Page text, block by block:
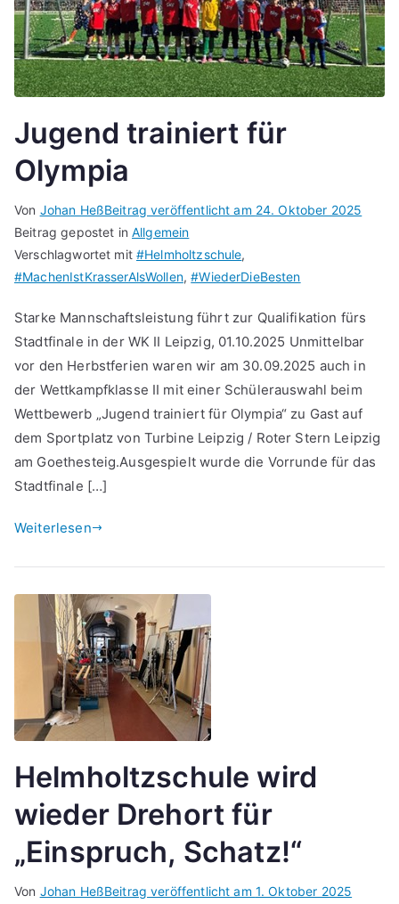
Jugend trainiert für
Olympia
Von Johan HeßBeitrag veröffentlicht am 24. Oktober 2025
Beitrag gepostet inAllgemein
Verschlagwortet mit#Helmholtzschule,
#MachenIstKrasserAlsWollen,#WiederDieBesten
Starke Mannschaftsleistung führt zur Qualifikation fürs
Stadtfinale in der WK II Leipzig, 01.10.2025 Unmittelbar
vor den Herbstferien waren wir am 30.09.2025 auch in
der Wettkampfklasse II mit einer Schülerauswahl beim
Wettbewerb „Jugend trainiert für Olympia“ zu Gast auf
dem Sportplatz von Turbine Leipzig / Roter Stern Leipzig
am Goethesteig.Ausgespielt wurde die Vorrunde für das
Stadtfinale […]
Weiterlesen
Helmholtzschule wird
wieder Drehort für
„Einspruch, Schatz!“
Von Johan HeßBeitrag veröffentlicht am 1. Oktober 2025